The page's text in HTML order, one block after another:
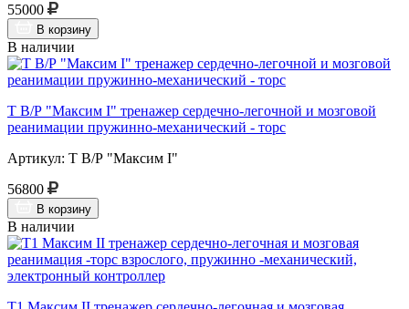
55000
В корзину
В наличии
Т В/Р "Максим I" тренажер сердечно-легочной и мозговой
реанимации пружинно-механический - торс
Артикул: Т В/Р "Максим I"
56800
В корзину
В наличии